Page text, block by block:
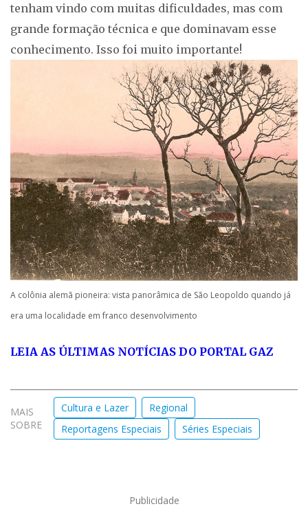
tenham vindo com muitas dificuldades, mas com
grande formação técnica e que dominavam esse
conhecimento. Isso foi muito importante!
A colônia alemã pioneira: vista panorâmica de São Leopoldo quando já
era uma localidade em franco desenvolvimento
LEIA AS ÚLTIMAS NOTÍCIAS DO PORTAL GAZ
MAIS
SOBRE
Cultura e Lazer
Regional
Reportagens Especiais
Séries Especiais
Publicidade